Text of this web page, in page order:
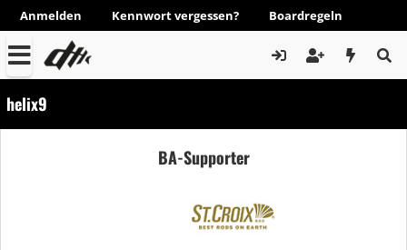
Anmelden Kennwort vergessen? Boardregeln
helix9
BA-Supporter